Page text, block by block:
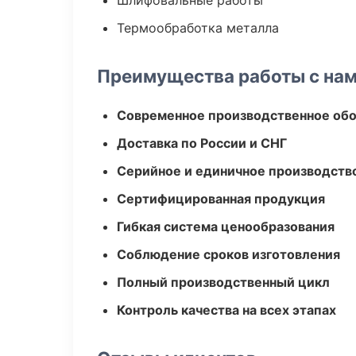
Термообработка металла
Преимущества работы с
Современное производственное
Доставка по России и СНГ
Серийное и единичное
Сертифицированная продукция
Гибкая система ценообразования
Соблюдение сроков изготовления
Полный производственный цикл
Контроль качества на всех этапах